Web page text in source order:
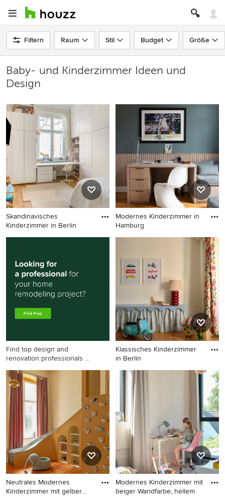
Filtern Raum Stil Budget Größe
Baby- und Kinderzimmer Ideen und
Design
Skandinavisches
Kinderzimmer in Berlin
Skandinavisches
Modernes Kinderzimmer in
Hamburg
Modernes Kinderzimmer in
Find top design and
renovation professionals on
Klassisches Kinderzimmer
in Berlin
Klassisches Kinderzimmer in
Berlin
Neutrales Modernes
Kinderzimmer mit gelber
Modernes Kinderzimmer mit
beiger Wandfarbe, hellem